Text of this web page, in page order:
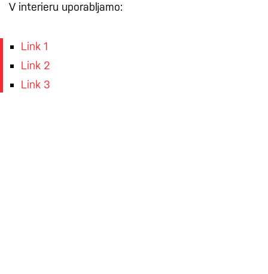
V interieru uporabljamo:
Link 1
Link 2
Link 3